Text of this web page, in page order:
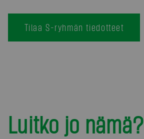
Tilaa S-ryhmän tiedotteet
Luitko jo nämä?